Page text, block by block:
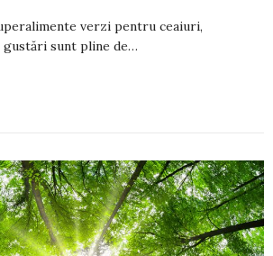
verzi pentru ceaiuri,
sunt pline de…